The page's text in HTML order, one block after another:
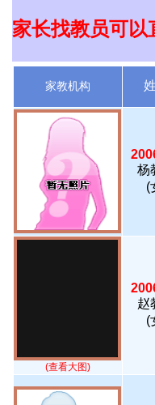
家长找教员可
家教机构
杨
(
(查看大图)
赵
(